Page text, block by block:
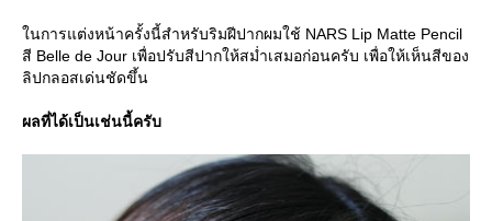
นการแต่งหน้าครั้งนี้สำหรับริมฝีปากผมใช้ NARS Lip Matte Pencil
สี Belle de Jour เพื่อปรับสีปากให้สม่ำเสมอก่อนครับ เพื่อให้เห็นสีของ
ลิปกลอสเด่นชัดขึ้น
ผลที่ได้เป็นเช่นนี้ครับ